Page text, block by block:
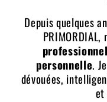
Depuis quelques
personnelle.
dévouées,
et